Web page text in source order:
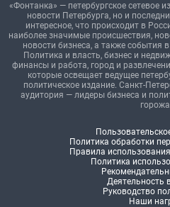
«Фонтанка» — петербургское сетевое
новости Петербурга, но и
интересное, что происходит в
наиболее значимые происшествия,
новости бизнеса, а также события
Политика и власть, бизнес и
финансы и работа, город и
которые освещает ведущее
политическое издание. Санкт-
аудитория — лидеры бизнеса и
Политика обработки
Правила
Политика
Деятельность
Руководство
Наши